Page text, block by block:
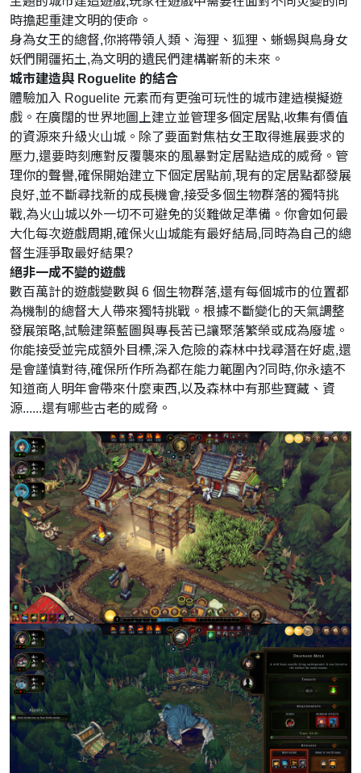
時擔起重建文明的使命。
身為女王的總督,你將帶領人類、海狸、狐狸、蜥蜴與鳥身女
妖們開疆拓土,為文明的遺民們建構嶄新的未來。
城市建造與 Roguelite 的結合
體驗加入 Roguelite 元素而有更強可玩性的城市建造模擬遊
戲。在廣闊的世界地圖上建立並管理多個定居點,收集有價值
的資源來升級火山城。除了要面對焦枯女王取得進展要求的
壓力,還要時刻應對反覆襲來的風暴對定居點造成的威脅。管
理你的聲譽,確保開始建立下個定居點前,現有的定居點都發展
良好,並不斷尋找新的成長機會,接受多個生物群落的獨特挑
戰,為火山城以外一切不可避免的災難做足準備。你會如何最
大化每次遊戲周期,確保火山城能有最好結局,同時為自己的總
督生涯爭取最好結果?
絕非一成不變的遊戲
數百萬計的遊戲變數與 6 個生物群落,還有每個城市的位置都
為機制的總督大人帶來獨特挑戰。根據不斷變化的天氣調整
發展策略,試驗建築藍圖與專長苦已讓聚落繁榮或成為廢墟。
你能接受並完成額外目標,深入危險的森林中找尋潛在好處,還
是會謹慎對待,確保所作所為都在能力範圍內?同時,你永遠不
知道商人明年會帶來什麼東西,以及森林中有那些寶藏、資
源......還有哪些古老的威脅。